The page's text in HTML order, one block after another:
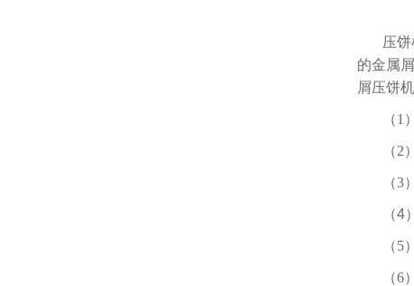
压
的金属
屑压饼
（
（
（
（4
（
（